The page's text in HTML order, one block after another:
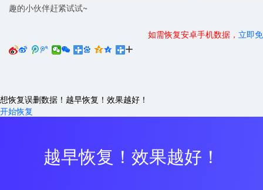
趣的小伙伴赶紧试试~
如需恢复安卓手机数据， 立即
     
想恢复误删数据！越早恢复！效果越好！
开始恢复
越早恢复！效果越好！